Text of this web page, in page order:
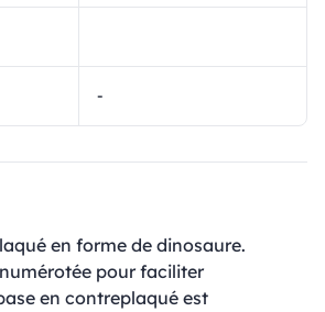
-
en forme de dinosaure.
pour faciliter
en contreplaqué est